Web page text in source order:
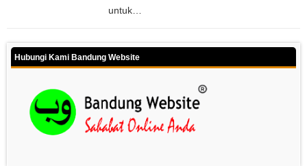
untuk…
Hubungi Kami Bandung Website